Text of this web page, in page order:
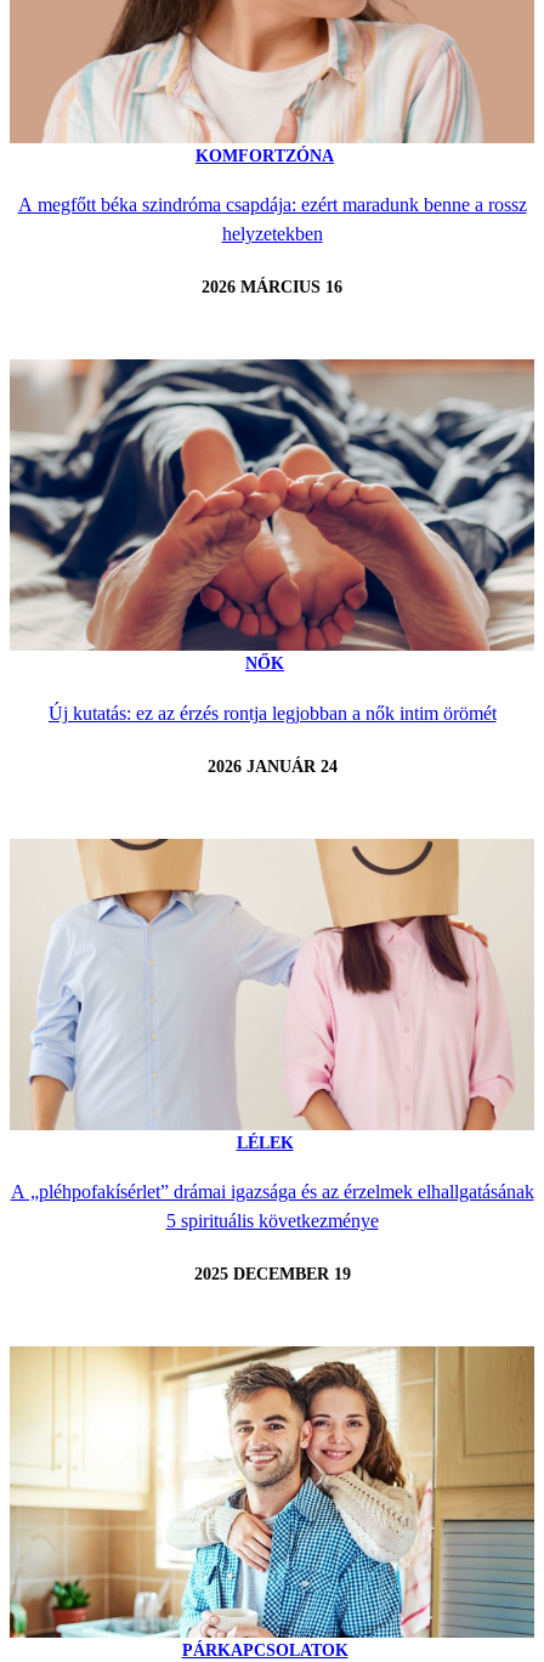
KOMFORTZÓNA
A megfőtt béka szindróma csapdája: ezért maradunk benne a rossz
helyzetekben
2026 MÁRCIUS 16
NŐK
Új kutatás: ez az érzés rontja legjobban a nők intim örömét
2026 JANUÁR 24
LÉLEK
A „pléhpofakísérlet” drámai igazsága és az érzelmek elhallgatásának
5 spirituális következménye
2025 DECEMBER 19
PÁRKAPCSOLATOK